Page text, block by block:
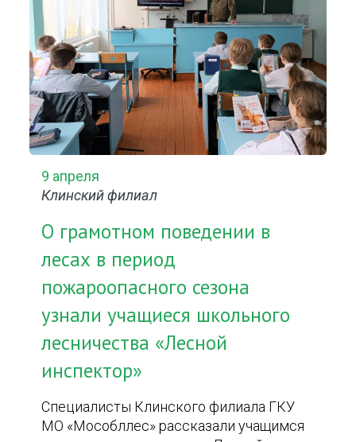
9 апреля
Клинский филиал
О грамотном поведении в
лесах в период
пожароопасного сезона
узнали учащиеся школьного
лесничества «Лесной
инспектор»
Специалисты Клинского филиала ГКУ
МО «Мособллес» рассказали учащимся